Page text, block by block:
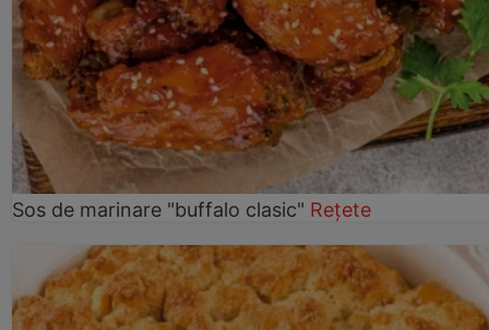
Sos de marinare "buffalo clasic" Rețete